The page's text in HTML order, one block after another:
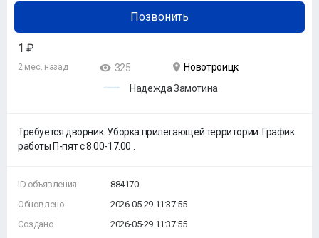
Позвонить
1 ₽
2 мес. назад 325
Новотроицк
Надежда Замотина
Требуется дворник. Уборка прилегающей территории. График
работы П-пят с 8.00-17.00 .
ID объявления
Обновлено
Создано
884170
2026-05-29 11:37:55
2026-05-29 11:37:55